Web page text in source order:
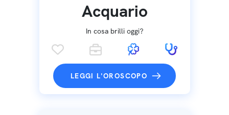
Acquario
In cosa brilli oggi?
LEGGI L'OROSCOPO